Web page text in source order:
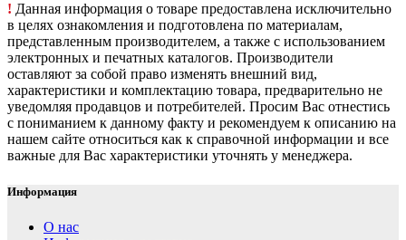
! Данная информация о товаре предоставлена исключительно
в целях ознакомления и подготовлена по материалам,
представленным производителем, а также с использованием
электронных и печатных каталогов. Производители
оставляют за собой право изменять внешний вид,
характеристики и комплектацию товара, предварительно не
уведомляя продавцов и потребителей. Просим Вас отнестись
с пониманием к данному факту и рекомендуем к описанию на
нашем сайте относиться как к справочной информации и все
важные для Вас характеристики уточнять у менеджера.
Информация
О нас